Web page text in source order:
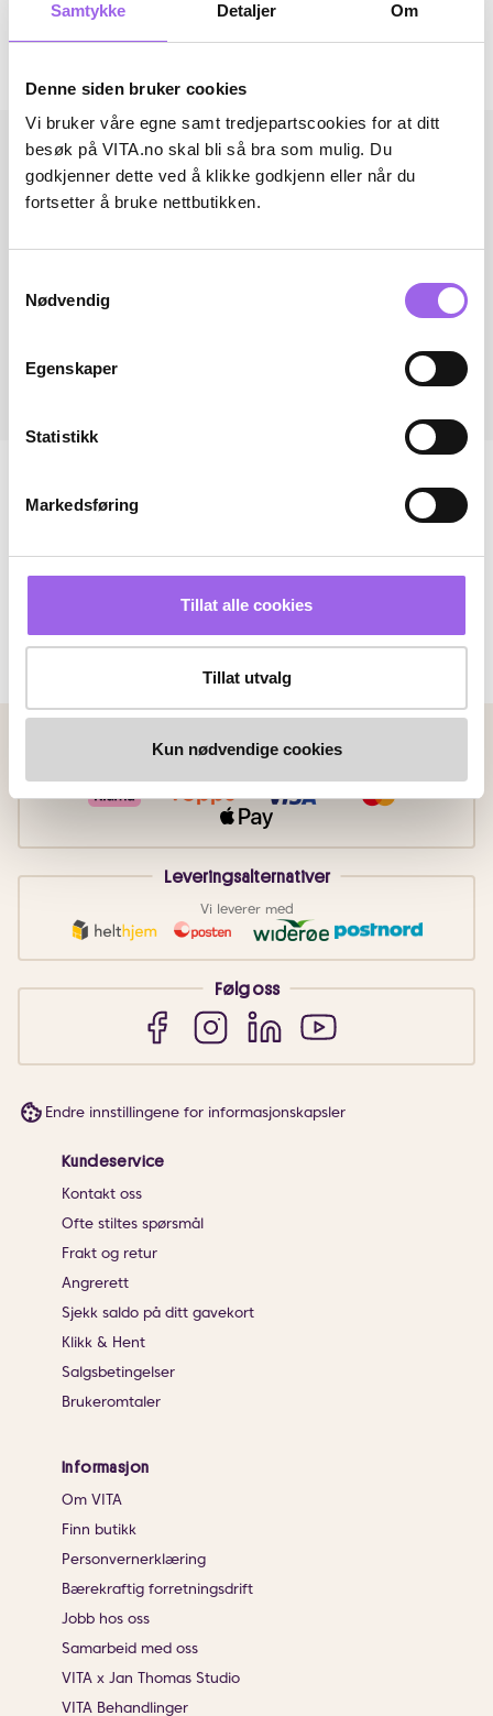
Samtykke Detaljer Om
Denne siden bruker cookies
Vi bruker våre egne samt tredjepartscookies for at ditt
besøk på VITA.no skal bli så bra som mulig. Du
godkjenner dette ved å klikke godkjenn eller når du
fortsetter å bruke nettbutikken.
Nødvendig
Egenskaper
Statistikk
Markedsføring
Tillat alle cookies
Tillat utvalg
Kun nødvendige cookies
Omtaler
Betalingsmetoder
Leveringsalternativer
Vi leverer med
Følg oss
Endre innstillingene for informasjonskapsler
Kundeservice
Kontakt oss
Ofte stiltes spørsmål
Frakt og retur
Angrerett
Sjekk saldo på ditt gavekort
Klikk & Hent
Salgsbetingelser
Brukeromtaler
Informasjon
Om VITA
Finn butikk
Personvernerklæring
Bærekraftig forretningsdrift
Jobb hos oss
Samarbeid med oss
VITA x Jan Thomas Studio
VITA Behandlinger